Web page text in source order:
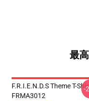
最
F.R.I.E.N.D.S Theme T-
FRMA3012
-